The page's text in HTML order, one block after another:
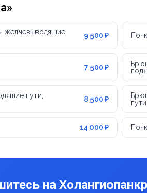
желчевыводящие
9 500 ₽
7 500 ₽
пути,
8 500 ₽
14 000 ₽
на